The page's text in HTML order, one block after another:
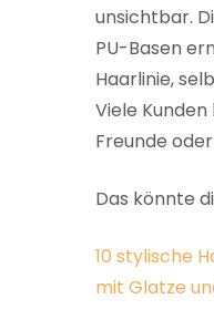
unsichtbar.
PU-Basen
Haarlinie,
Viele
Freunde
Das könnte
10 stylische
mit Glatze